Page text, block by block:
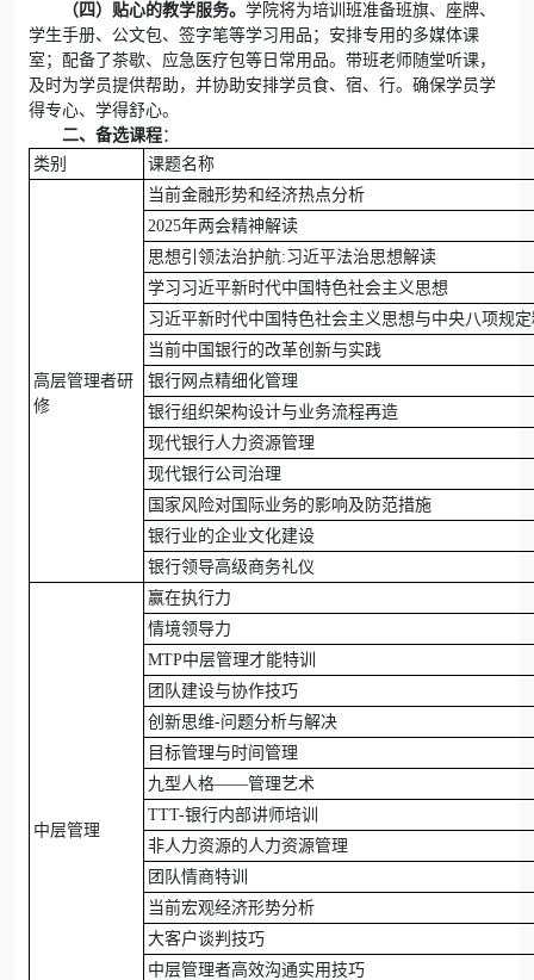
（四）贴心的教学服务。 学院将为培训班准备班旗、座牌、
学生手册、公文包、签字笔等学习用品；安排专用的多媒体课
室；配备了茶歇、应急医疗包等日常用品。带班老师随堂听课，
及时为学员提供帮助，并协助安排学员食、宿、行。确保学员学
得专心、学得舒心。
二、备选课程：
类别
课题名称
高层管理者研
修
当前金融形势和经济热点分析
2025年两会精神解读
思想引领法治护航:习近平法治思想解读
学习习近平新时代中国特色社会主义思想
习近平新时代中国特色社会主义思想与中央八项规
当前中国银行的改革创新与实践
银行网点精细化管理
银行组织架构设计与业务流程再造
现代银行人力资源管理
现代银行公司治理
国家风险对国际业务的影响及防范措施
银行业的企业文化建设
银行领导高级商务礼仪
中层管理
赢在执行力
情境领导力
MTP中层管理才能特训
团队建设与协作技巧
创新思维-问题分析与解决
目标管理与时间管理
九型人格——管理艺术
TTT-银行内部讲师培训
非人力资源的人力资源管理
团队情商特训
当前宏观经济形势分析
大客户谈判技巧
中层管理者高效沟通实用技巧